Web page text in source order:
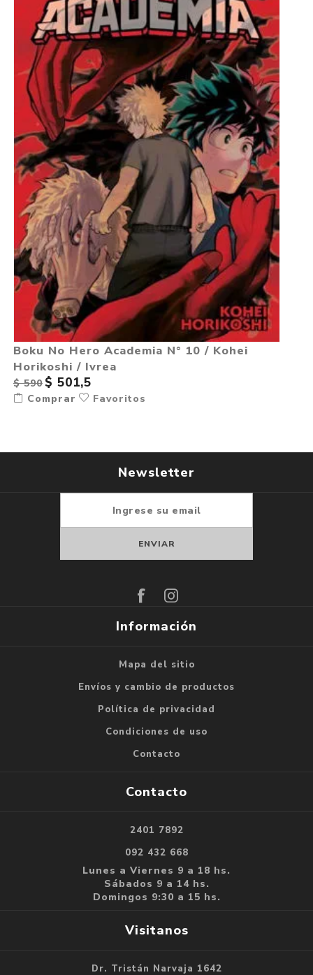
Boku No Hero Academia N° 10 / Kohei
Horikoshi / Ivrea
$ 590 $ 501,5
Comprar Favoritos
Newsletter
Información
Mapa del sitio
Envíos y cambio de productos
Política de privacidad
Condiciones de uso
Contacto
Contacto
2401 7892
092 432 668
Lunes a Viernes 9 a 18 hs.
Sábados 9 a 14 hs.
Domingos 9:30 a 15 hs.
Visitanos
Dr. Tristán Narvaja 1642